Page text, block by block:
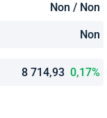
Non / Non
Non
8 714,93 0,17%